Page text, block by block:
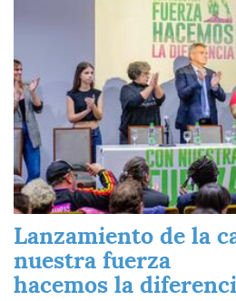
Lanzamiento de la
nuestra fuerza
hacemos la